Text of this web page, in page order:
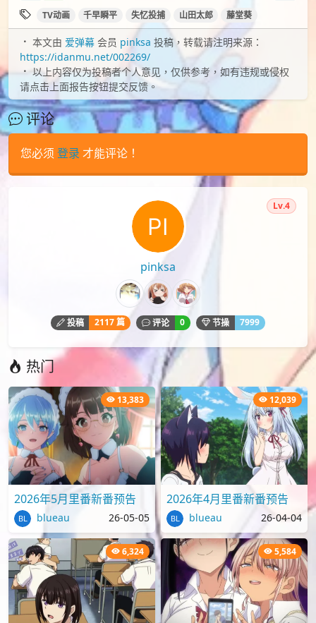
TV动画 千早瞬平 失忆投捕 山田太郎 藤堂葵
本文由 爱弹幕 会员 pinksa 投稿，转载请注明来源：
https://idanmu.net/002269/
以上内容仅为投稿者个人意见，仅供参考，如有违规或侵权
请点击上面报告按钮提交反馈。
评论
您必须 登录 才能评论！
pinksa
Lv.4
投稿 2117 篇 评论 0 节操 7999
热门
13,383
2026年5月里番新番预告
blueau 26-05-05
12,039
2026年4月里番新番预告
blueau 26-04-04
6,324 5,584